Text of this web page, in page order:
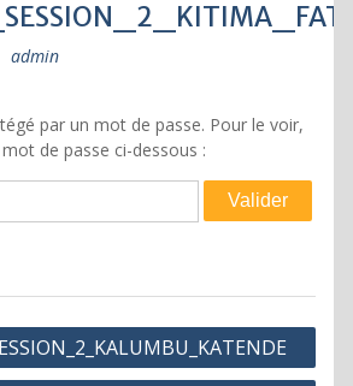
admin
par un mot de passe. Pour le voir,
de passe ci-dessous :